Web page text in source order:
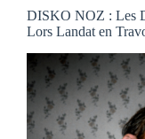
DISKO NOZ : Les
Lors Landat en